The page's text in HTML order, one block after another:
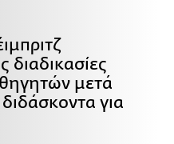
διαδικασίες
μετά
για